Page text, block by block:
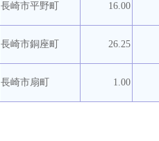
長崎市平野町 16.00
長崎市銅座町 26.25
長崎市扇町 1.00